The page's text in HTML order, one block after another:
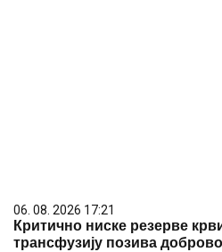
06. 08. 2026 17:21
Критично ниске резерве
трансфузију позива